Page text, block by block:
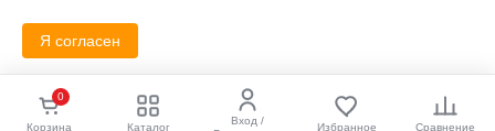
Корзина
0
Каталог
Вход /
Избранное Сравнение
Я согласен